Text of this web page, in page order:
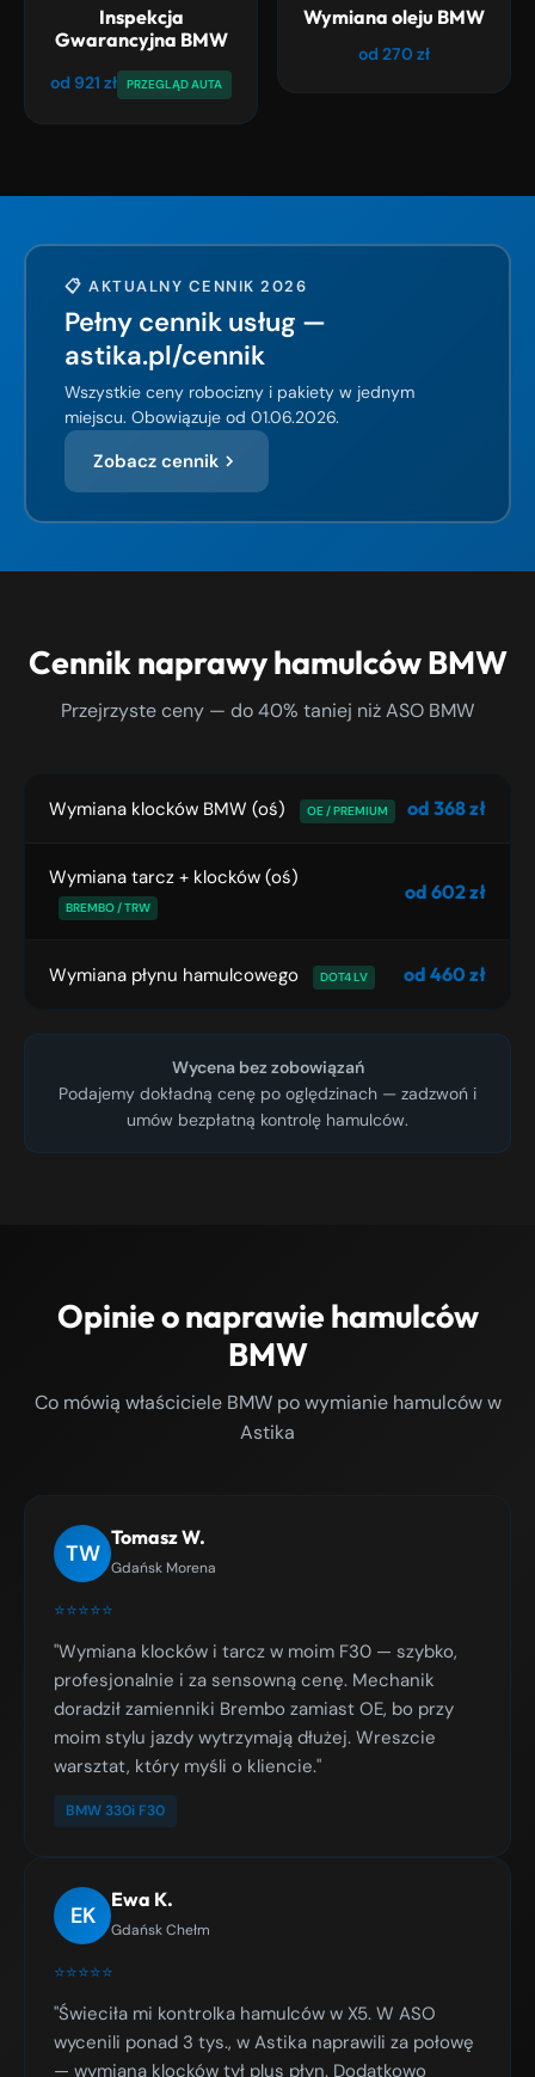
Inspekcja
Gwarancyjna BMW
od 921 zł PRZEGLĄD AUTA
Wymiana oleju BMW
od 270 zł
📋 AKTUALNY CENNIK 2026
Pełny cennik usług —
astika.pl/cennik
Wszystkie ceny robocizny i pakiety w jednym
miejscu. Obowiązuje od 01.06.2026.
Zobacz cennik
Cennik naprawy hamulców BMW
Przejrzyste ceny — do 40% taniej niż ASO BMW
Wymiana klocków BMW (oś) OE / PREMIUM od 368 zł
Wymiana tarcz + klocków (oś)
BREMBO / TRW
od 602 zł
Wymiana płynu hamulcowego DOT4 LV od 460 zł
Wycena bez zobowiązań
Podajemy dokładną cenę po oględzinach — zadzwoń i
umów bezpłatną kontrolę hamulców.
Opinie o naprawie hamulców
BMW
Co mówią właściciele BMW po wymianie hamulców w
Astika
TW
Tomasz W.
Gdańsk Morena
⭐⭐⭐⭐⭐
"Wymiana klocków i tarcz w moim F30 — szybko,
profesjonalnie i za sensowną cenę. Mechanik
doradził zamienniki Brembo zamiast OE, bo przy
moim stylu jazdy wytrzymają dłużej. Wreszcie
warsztat, który myśli o kliencie."
BMW 330i F30
EK
Ewa K.
Gdańsk Chełm
⭐⭐⭐⭐⭐
"Świeciła mi kontrolka hamulców w X5. W ASO
wycenili ponad 3 tys., w Astika naprawili za połowę
— wymiana klocków tył plus płyn. Dodatkowo